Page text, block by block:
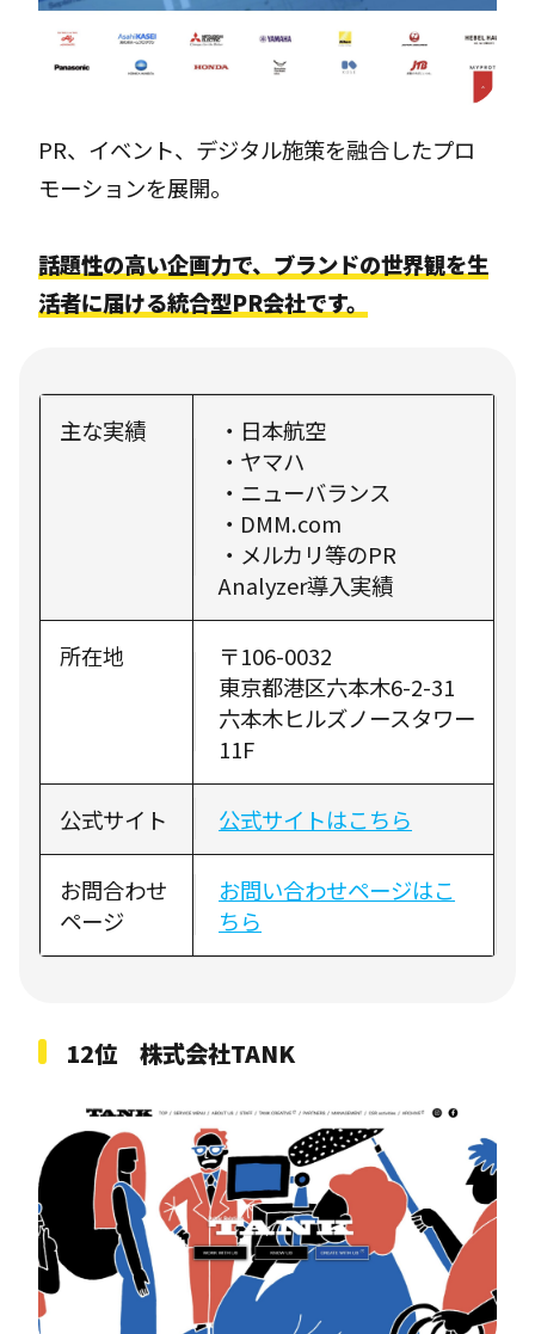
PR、イベント、デジタル施策を融合したプロ
モーションを展開。
話題性の高い企画力で、ブランドの世界観を生
活者に届ける統合型PR会社です。
主な実績
・日本航空
・ヤマハ
・ニューバランス
・DMM.com
・メルカリ等のPR
Analyzer導入実績
所在地
〒106-0032
東京都港区六本木6-2-31
六本木ヒルズノースタワー
11F
公式サイト 公式サイトはこちら
お問合わせ
ページ
お問い合わせページはこ
ちら
12位 株式会社TANK